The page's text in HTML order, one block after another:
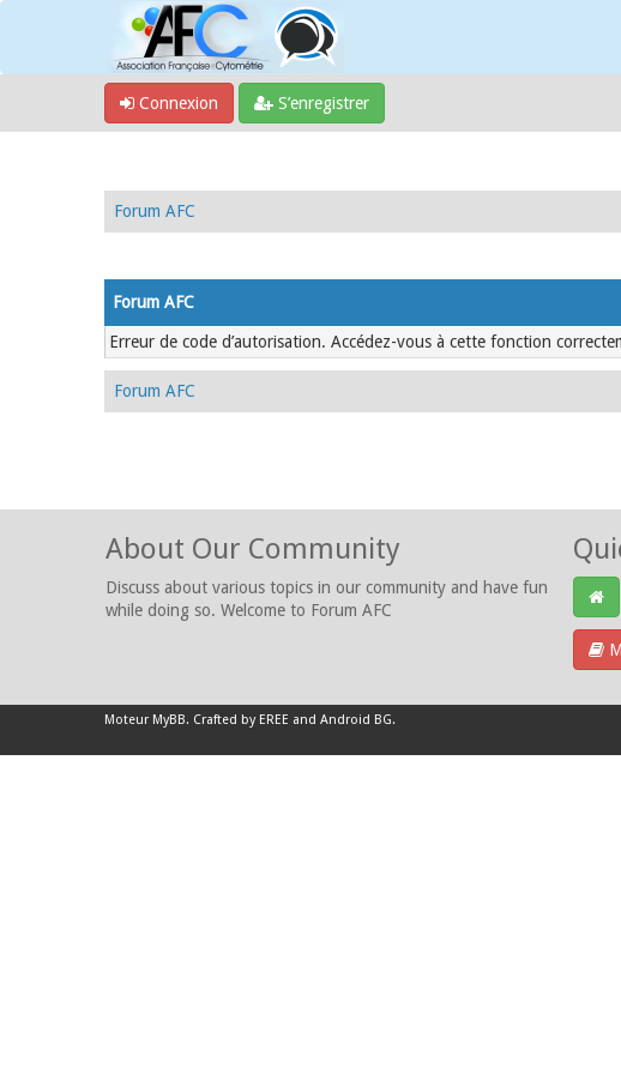
Connexion S’enregistrer
Forum AFC
Forum AFC
Erreur de code d’autorisation. Accédez-vous à cette fonction
Forum AFC
About Our Community
Discuss about various topics in our community and have fun
while doing so. Welcome to Forum AFC
Moteur MyBB. Crafted by EREE and Android BG.